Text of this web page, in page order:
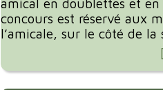
amical en doublettes et en
concours est réservé aux
l’amicale, sur le côté de la